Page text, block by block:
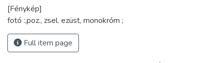
[Fénykép]
fotó :,poz., zsel. ezüst, monokróm ;
Full item page